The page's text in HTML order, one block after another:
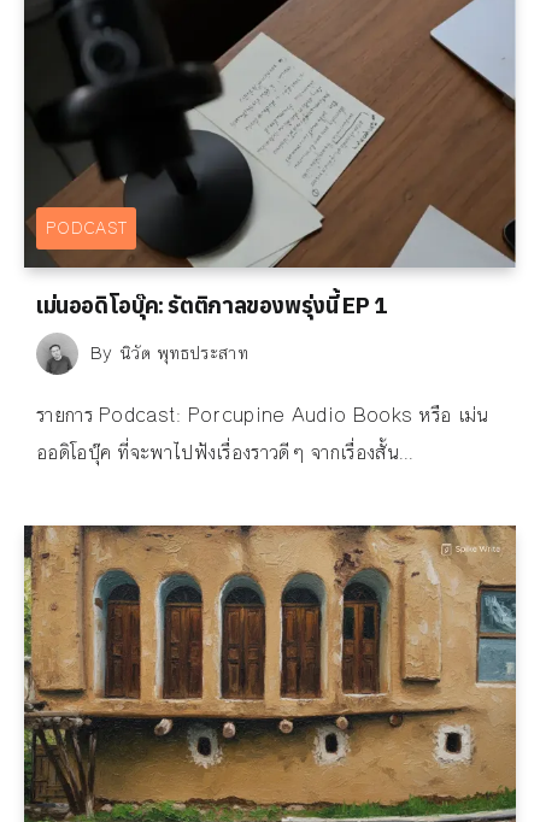
PODCAST
เม่นออดิโอบุ๊ค: รัตติกาลของพรุ่งนี้ EP 1
By นิวัต พุทธประสาท
รายการ Podcast: Porcupine Audio Books หรือ เม่น
ออดิโอบุ๊ค ที่จะพาไปฟังเรื่องราวดีๆ จากเรื่องสั้น...